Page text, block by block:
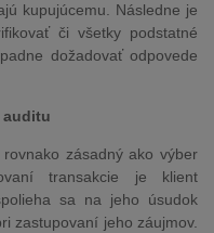
kupujúcemu. Následne je
či všetky podstatné
dožadovať odpovede
auditu
zásadný ako výber
transakcie je klient
sa na jeho úsudok
zastupovaní jeho záujmov.